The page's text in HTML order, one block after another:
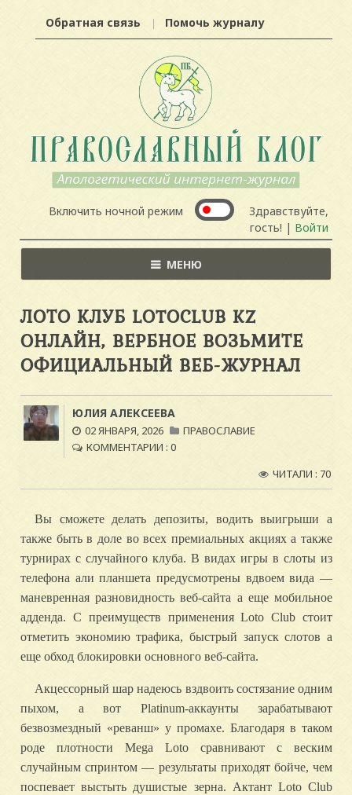
Обратная связь Помочь журналу
Включить ночной режим
Здравствуйте,
гость! | Войти
МЕНЮ
ЛОТО КЛУБ LOTOCLUB KZ
ОНЛАЙН, ВЕРБНОЕ ВОЗЬМИТЕ
ОФИЦИАЛЬНЫЙ ВЕБ-ЖУРНАЛ
ЮЛИЯ АЛЕКСЕЕВА
02 ЯНВАРЯ, 2026
ПРАВОСЛАВИЕ
КОММЕНТАРИИ : 0
ЧИТАЛИ : 70
Вы сможете делать депозиты, водить выигрыши а
также быть в доле во всех премиальных акциях а также
турнирах с случайного клуба. В видах игры в слоты из
телефона али планшета предусмотрены вдвоем вида —
маневренная разновидность веб-сайта а еще мобильное
адденда. С преимуществ применения Loto Club стоит
отметить экономию трафика, быстрый запуск слотов а
еще обход блокировки основного веб-сайта.
Акцессорный шар надеюсь вздвоить состязание одним
пыхом, а вот Platinum-аккаунты зарабатывают
безвозмездный «реванш» у промахе. Благодаря в таком
роде плотности Mega Loto сравнивают с веским
случайным спринтом — результаты приходят бойче, чем
поспевает выстыть душистые зерна. Актант Loto Club